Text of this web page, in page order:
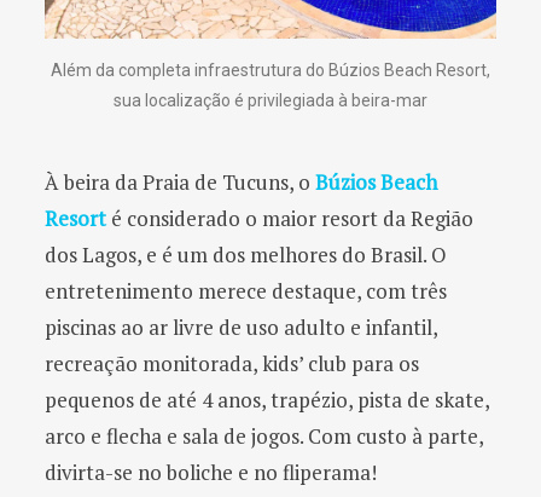
Além da completa infraestrutura do Búzios Beach Resort,
sua localização é privilegiada à beira-mar
À beira da Praia de Tucuns, o Búzios Beach
Resort é considerado o maior resort da Região
dos Lagos, e é um dos melhores do Brasil. O
entretenimento merece destaque, com três
piscinas ao ar livre de uso adulto e infantil,
recreação monitorada, kids’ club para os
pequenos de até 4 anos, trapézio, pista de skate,
arco e flecha e sala de jogos. Com custo à parte,
divirta-se no boliche e no fliperama!